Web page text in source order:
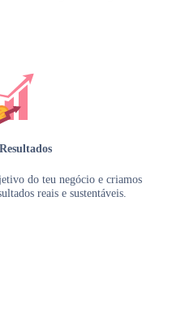
do teu negócio e criamos
reais e sustentáveis.